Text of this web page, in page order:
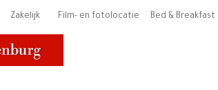
Zakelijk Film- en fotolocatie Bed & Breakfast